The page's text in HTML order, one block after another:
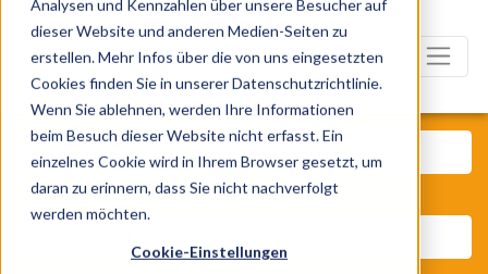
Analysen und Kennzahlen über unsere Besucher auf
dieser Website und anderen Medien-Seiten zu
erstellen. Mehr Infos über die von uns eingesetzten
Cookies finden Sie in unserer Datenschutzrichtlinie.
Wenn Sie ablehnen, werden Ihre Informationen
beim Besuch dieser Website nicht erfasst. Ein
einzelnes Cookie wird in Ihrem Browser gesetzt, um
daran zu erinnern, dass Sie nicht nachverfolgt
werden möchten.
Cookie-Einstellungen
Was? Künstler, Zelte, Bands,